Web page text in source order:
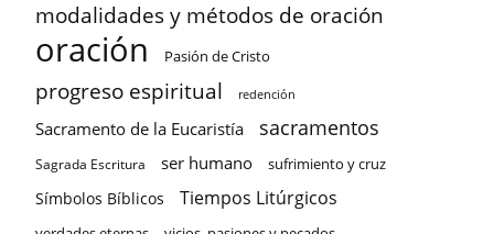
modalidades y métodos de oración
oración Pasión de Cristo
progreso espiritual redención
Sacramento de la Eucaristía sacramentos
Sagrada Escritura ser humano sufrimiento y cruz
Símbolos Bíblicos Tiempos Litúrgicos